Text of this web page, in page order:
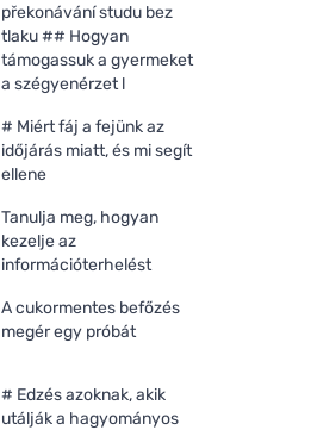
překonávání studu bez
tlaku ## Hogyan
támogassuk a gyermeket
a szégyenérzet l
# Miért fáj a fejünk az
időjárás miatt, és mi segít
ellene
Tanulja meg, hogyan
kezelje az
információterhelést
A cukormentes befőzés
megér egy próbát
# Edzés azoknak, akik
utálják a hagyományos